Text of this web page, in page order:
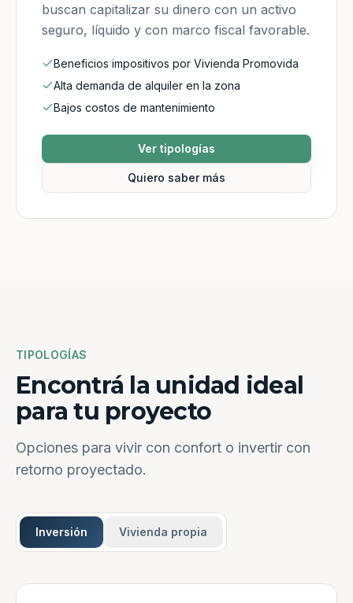
buscan capitalizar su dinero con un activo
seguro, líquido y con marco fiscal favorable.
Beneficios impositivos por Vivienda Promovida
Alta demanda de alquiler en la zona
Bajos costos de mantenimiento
Ver tipologías
Quiero saber más
TIPOLOGÍAS
Encontrá la unidad ideal
para tu proyecto
Opciones para vivir con confort o invertir con
retorno proyectado.
Inversión Vivienda propia